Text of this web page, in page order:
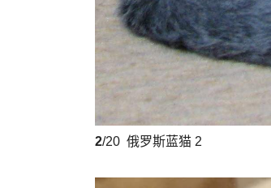
2/20 俄罗斯蓝猫 2